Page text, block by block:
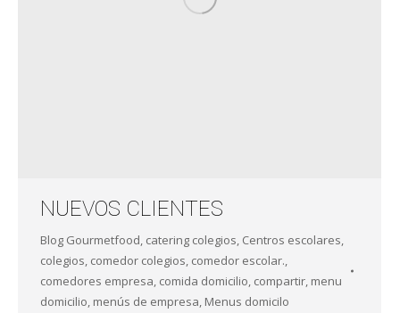
NUEVOS CLIENTES
Blog Gourmetfood, catering colegios, Centros escolares,
colegios, comedor colegios, comedor escolar.,
comedores empresa, comida domicilio, compartir, menu
domicilio, menús de empresa, Menus domicilo